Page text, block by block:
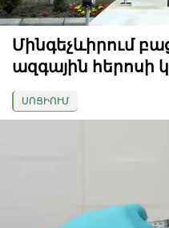
Մինգեչևիրում
ազգային հերոսի
ՍՈՑԻՈՒՄ